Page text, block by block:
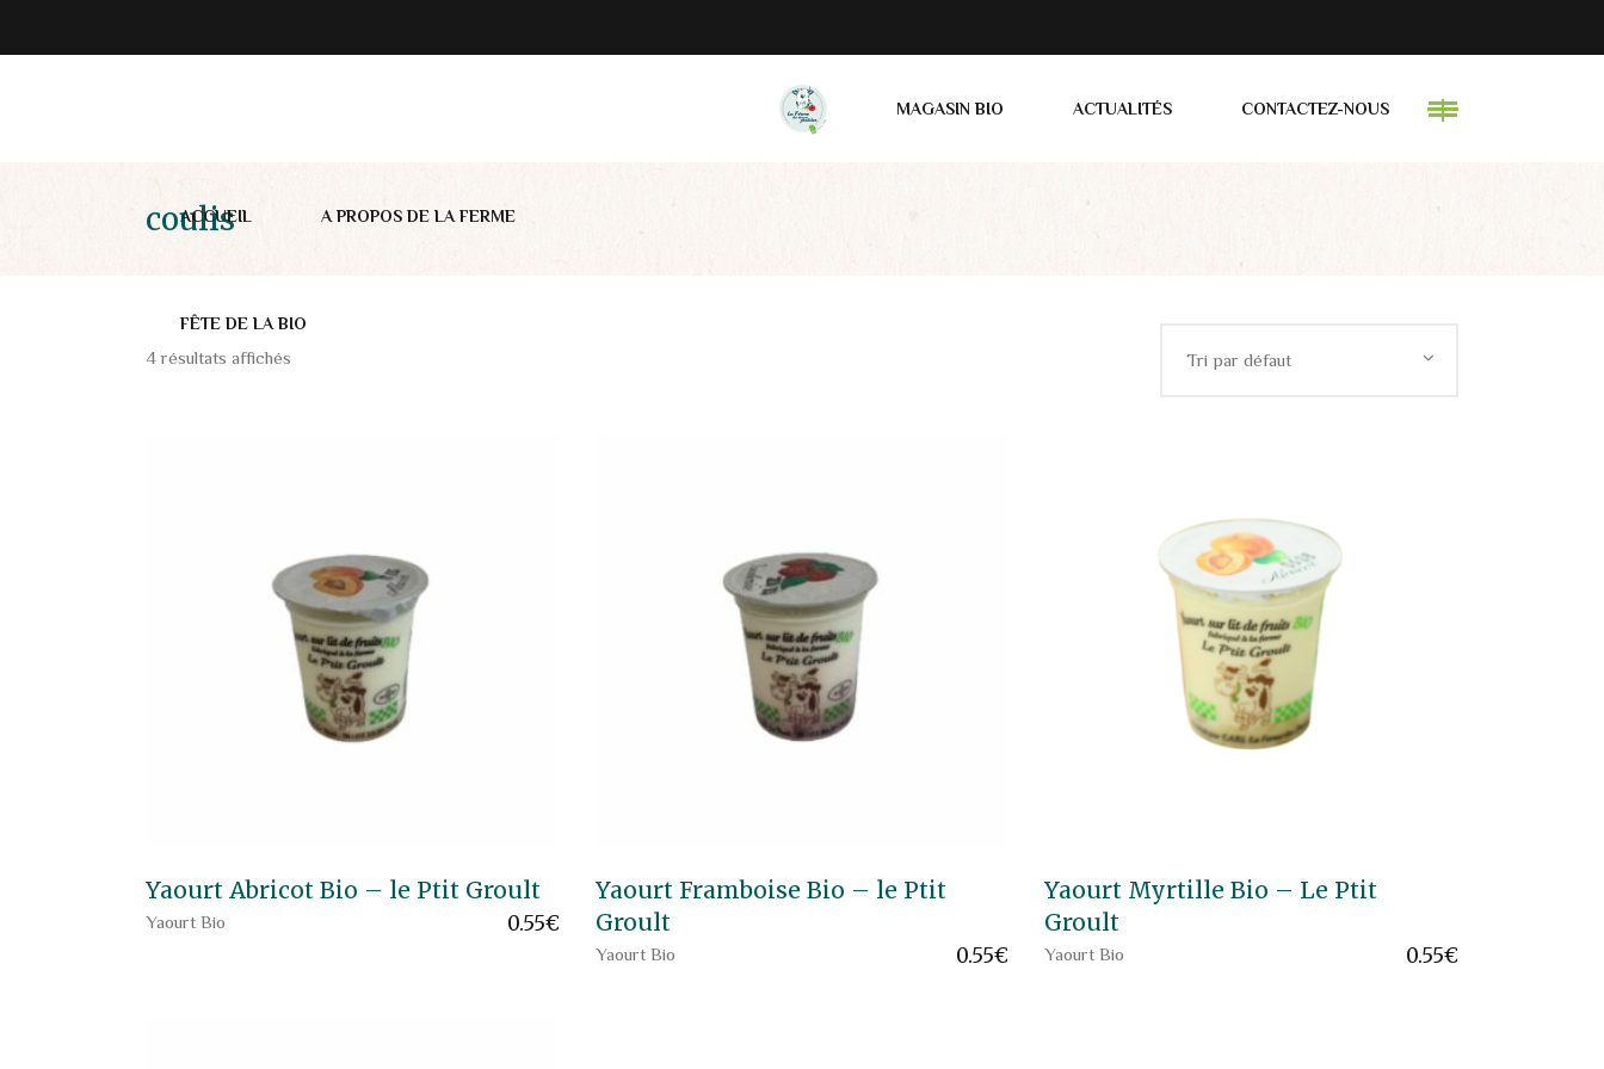
ACCUEIL A PROPOS DE LA FERME
FÊTE DE LA BIO
MAGASIN BIO ACTUALITÉS CONTACTEZ-NOUS
coulis
4 résultats affichés Tri par défaut
Yaourt Abricot Bio – le Ptit Groult
0.55€
Yaourt Bio
Yaourt Framboise Bio – le Ptit
Groult
0.55€
Yaourt Bio
Yaourt Myrtille Bio – Le Ptit
Groult
0.55€
Yaourt Bio